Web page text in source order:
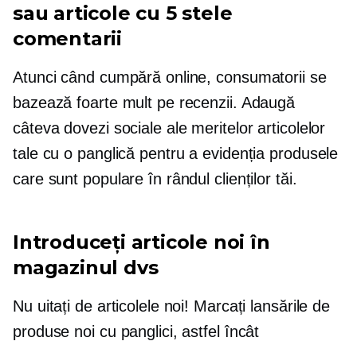
sau articole cu 5 stele
comentarii
Atunci când cumpără online, consumatorii se
bazează foarte mult pe recenzii. Adaugă
câteva dovezi sociale ale meritelor articolelor
tale cu o panglică pentru a evidenția produsele
care sunt populare în rândul clienților tăi.
Introduceți articole noi în
magazinul dvs
Nu uitați de articolele noi! Marcați lansările de
produse noi cu panglici, astfel încât